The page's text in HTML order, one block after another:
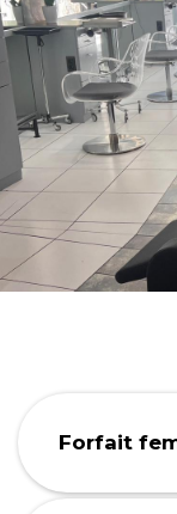
Forfait